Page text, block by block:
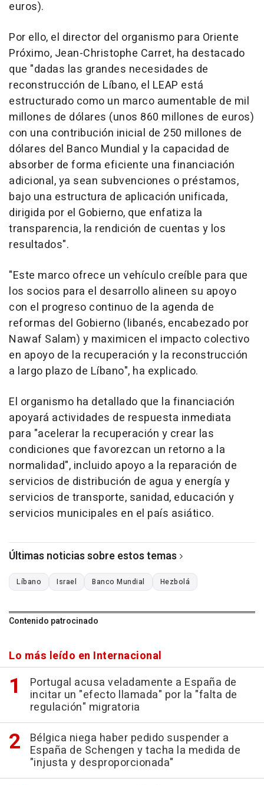
euros).
Por ello, el director del organismo para Oriente
Próximo, Jean-Christophe Carret, ha destacado
que "dadas las grandes necesidades de
reconstrucción de Líbano, el LEAP está
estructurado como un marco aumentable de mil
millones de dólares (unos 860 millones de euros)
con una contribución inicial de 250 millones de
dólares del Banco Mundial y la capacidad de
absorber de forma eficiente una financiación
adicional, ya sean subvenciones o préstamos,
bajo una estructura de aplicación unificada,
dirigida por el Gobierno, que enfatiza la
transparencia, la rendición de cuentas y los
resultados".
"Este marco ofrece un vehículo creíble para que
los socios para el desarrollo alineen su apoyo
con el progreso continuo de la agenda de
reformas del Gobierno (libanés, encabezado por
Nawaf Salam) y maximicen el impacto colectivo
en apoyo de la recuperación y la reconstrucción
a largo plazo de Líbano", ha explicado.
El organismo ha detallado que la financiación
apoyará actividades de respuesta inmediata
para "acelerar la recuperación y crear las
condiciones que favorezcan un retorno a la
normalidad", incluido apoyo a la reparación de
servicios de distribución de agua y energía y
servicios de transporte, sanidad, educación y
servicios municipales en el país asiático.
Últimas noticias sobre estos temas
Líbano Israel Banco Mundial Hezbolá
Contenido patrocinado
Lo más leído en Internacional
Portugal acusa veladamente a España de
incitar un "efecto llamada" por la "falta de
regulación" migratoria
Bélgica niega haber pedido suspender a
España de Schengen y tacha la medida de
"injusta y desproporcionada"